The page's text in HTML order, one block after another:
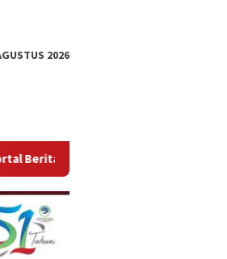
2026
& Terpercaya